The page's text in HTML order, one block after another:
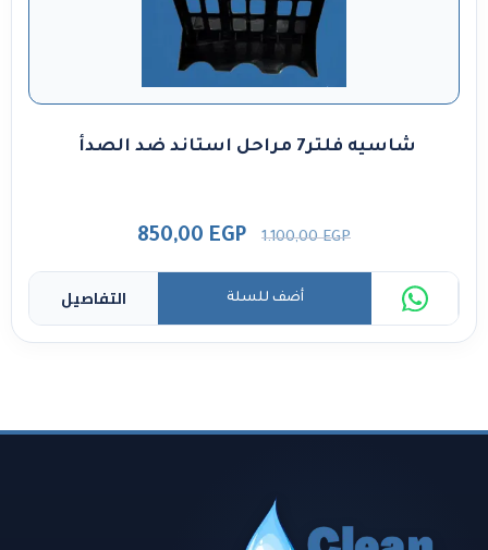
شاسيه فلتر7 مراحل استاند ضد الصدأ
1.100,00EGP
850,00 EGP
التفاصيل أضف للسلة